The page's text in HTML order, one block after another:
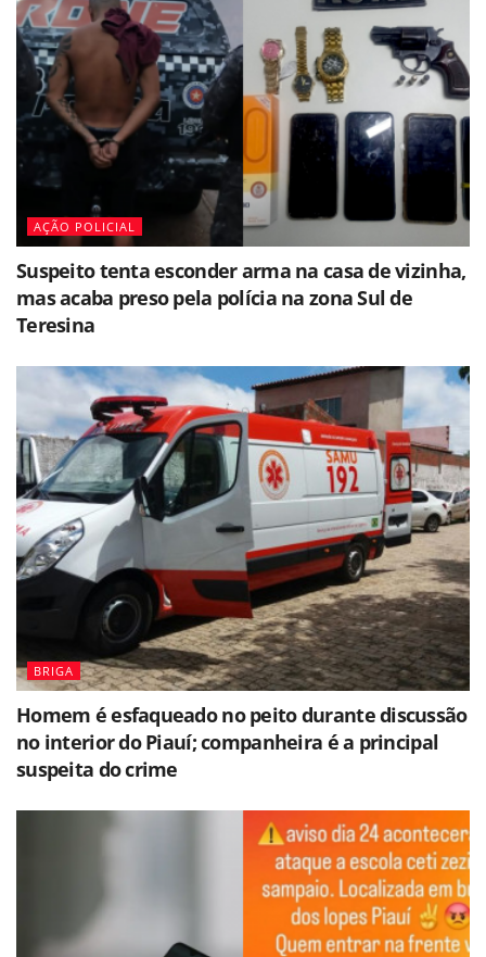
AÇÃO POLICIAL
Suspeito tenta esconder arma na casa de vizinha,
mas acaba preso pela polícia na zona Sul de
Teresina
BRIGA
Homem é esfaqueado no peito durante discussão
no interior do Piauí; companheira é a principal
suspeita do crime